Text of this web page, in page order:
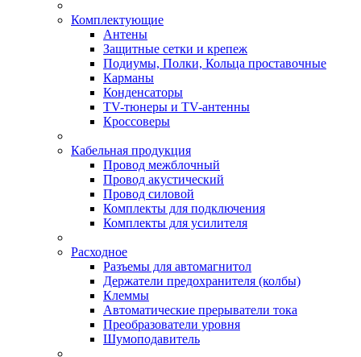
Комплектующие
Антены
Защитные сетки и крепеж
Подиумы, Полки, Кольца проставочные
Карманы
Конденсаторы
TV-тюнеры и TV-антенны
Кроссоверы
Кабельная продукция
Провод межблочный
Провод акустический
Провод силовой
Комплекты для подключения
Комплекты для усилителя
Расходное
Разъемы для автомагнитол
Держатели предохранителя (колбы)
Клеммы
Автоматические прерыватели тока
Преобразователи уровня
Шумоподавитель